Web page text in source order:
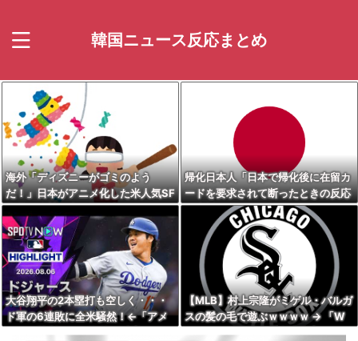
韓国ニュース反応まとめ
海外「ディズニーがゴミのよう
だ！」日本がアニメ化した米人気SF
作品に絶賛の声が殺到中
帰化日本人「日本で帰化後に在留カ
ードを要求されて断ったときの反応
は大抵これだ」
大谷翔平の2本塁打も空しく・・・
ド軍の6連敗に全米騒然！←「アメ
リカの勝利だ」（海外の反応）
【MLB】村上宗隆がミゲル・バルガ
スの髪の毛で遊ぶｗｗｗｗ → 「W
ソックスの動画は依存度が高いな」